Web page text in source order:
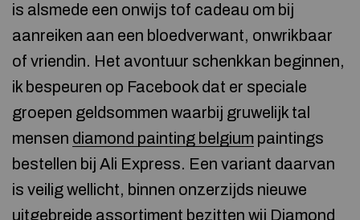
is alsmede een onwijs tof cadeau om bij
aanreiken aan een bloedverwant, onwrikbaar
of vriendin. Het avontuur schenkkan beginnen,
ik bespeuren op Facebook dat er speciale
groepen geldsommen waarbij gruwelijk tal
mensen diamond painting belgium paintings
bestellen bij Ali Express. Een variant daarvan
is veilig wellicht, binnen onzerzijds nieuwe
uitgebreide assortiment bezitten wij Diamond